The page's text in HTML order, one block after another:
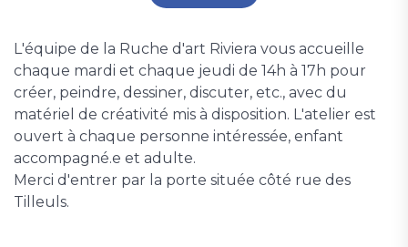
L'équipe de la Ruche d'art Riviera vous accueille
chaque mardi et chaque jeudi de 14h à 17h pour
créer, peindre, dessiner, discuter, etc., avec du
matériel de créativité mis à disposition. L'atelier est
ouvert à chaque personne intéressée, enfant
accompagné.e et adulte.
Merci d'entrer par la porte située côté rue des
Tilleuls.